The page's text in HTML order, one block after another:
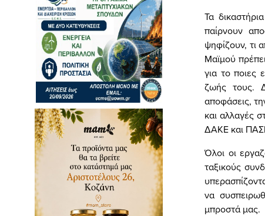
Τα
παίρνουν
ψηφίζουν, τι
Μαϊμού
για το ποιες
ζωής τους.
αποφάσεις,
και αλλαγές
ΔΑΚΕ και
Όλοι οι
ταξικούς
να
μπροστά μας.